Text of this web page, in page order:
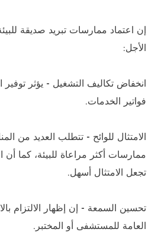
إن اعتماد ممارسات تبريد صديقة
الأجل:
انخفاض تكاليف التشغيل - يؤثر
فواتير الخدمات.
الامتثال للوائح - تتطلب العديد من
ممارسات أكثر مراعاة للبيئة، كما أن
تجعل الامتثال أسهل.
تحسين السمعة - إن إظهار الالتزام
العامة للمستشفى أو المختبر.